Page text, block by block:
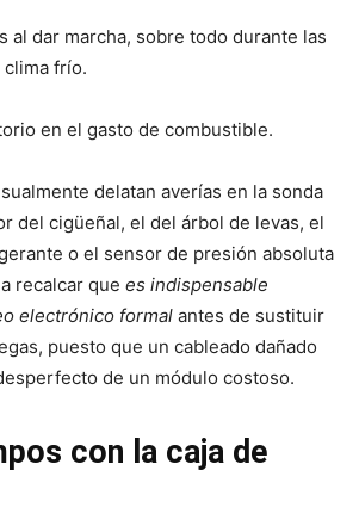
al dar marcha, sobre todo durante las
clima frío.
en el gasto de combustible.
delatan averías en la sonda
del cigüeñal, el del árbol de levas, el
o el sensor de presión absoluta
recalcar que es indispensable
electrónico formal antes de sustituir
puesto que un cableado dañado
de un módulo costoso.
con la caja de